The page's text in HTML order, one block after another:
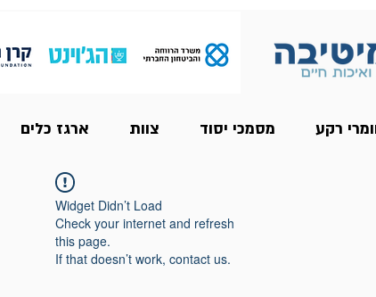
רקע מסמכי יסוד צוות ארגז כלים
Widget Didn’t Load
Check your internet and refresh
this page.
If that doesn’t work, contact us.